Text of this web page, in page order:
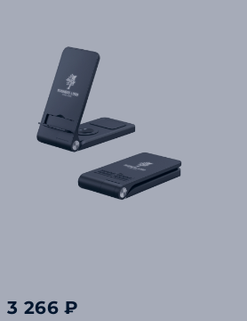
3 266 ₽